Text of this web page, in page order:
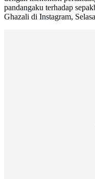
pandangaku terhadap
Ghazali di Instagram,